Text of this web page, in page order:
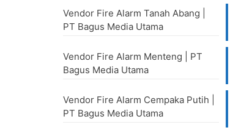
Vendor Fire Alarm Tanah Abang |
PT Bagus Media Utama
Vendor Fire Alarm Menteng | PT
Bagus Media Utama
Vendor Fire Alarm Cempaka Putih |
PT Bagus Media Utama